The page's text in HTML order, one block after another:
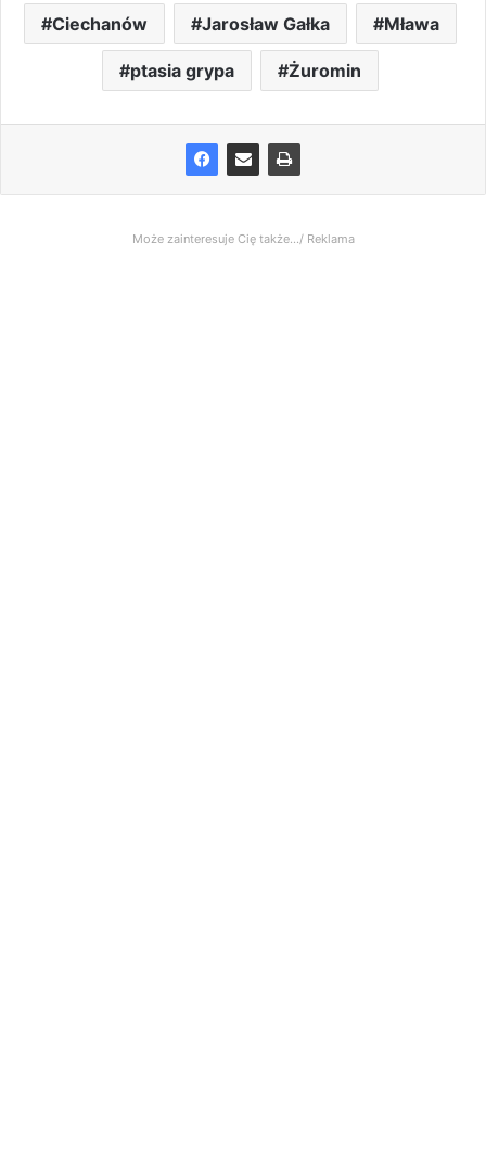
Ciechanów Jarosław Gałka Mława
ptasia grypa Żuromin
Może zainteresuje Cię także.../ Reklama